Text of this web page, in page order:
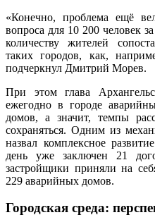
«Конечно, проблема ещё
вопроса для 10 200 человек
количеству жителей
таких городов, как,
подчеркнул Дмитрий Морев.
При этом глава
ежегодно в городе
домов, а значит, темпы
сохраняться. Одним из
назвал комплексное
день уже заключен 21
застройщики приняли на
229 аварийных домов.
Городская среда: